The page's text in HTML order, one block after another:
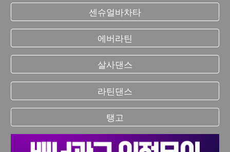
센슈얼바차타
에버라틴
살사댄스
라틴댄스
탱고